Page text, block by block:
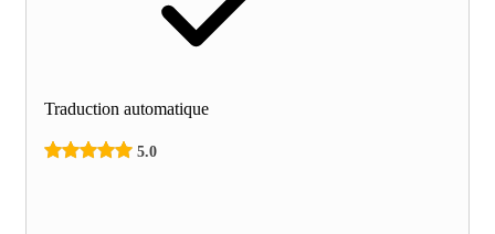
Traduction automatique
5.0